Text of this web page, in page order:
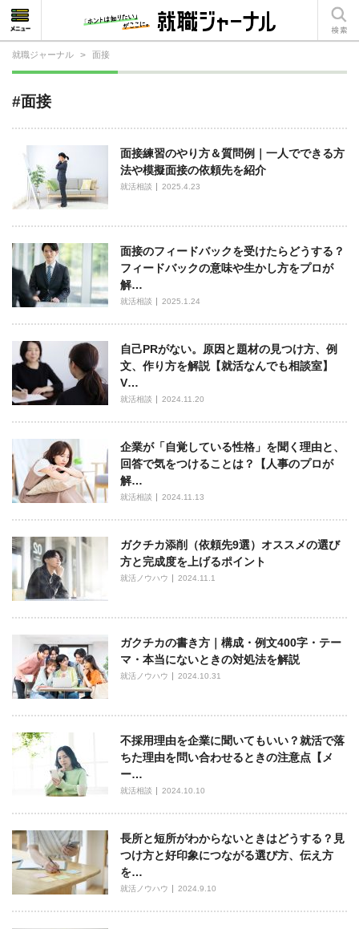
就職ジャーナル > 面接
#面接
面接練習のやり方＆質問例｜一人でできる方
法や模擬面接の依頼先を紹介
就活相談 2025.4.23
面接のフィードバックを受けたらどうする？
フィードバックの意味や生かし方をプロが
解…
就活相談 2025.1.24
自己PRがない。原因と題材の見つけ方、例
文、作り方を解説【就活なんでも相談室】
V…
就活相談 2024.11.20
企業が「自覚している性格」を聞く理由と、
回答で気をつけることは？【人事のプロが
解…
就活相談 2024.11.13
ガクチカ添削（依頼先9選）オススメの選び
方と完成度を上げるポイント
就活ノウハウ 2024.11.1
ガクチカの書き方｜構成・例文400字・テー
マ・本当にないときの対処法を解説
就活ノウハウ 2024.10.31
不採用理由を企業に聞いてもいい？就活で落
ちた理由を問い合わせるときの注意点【メ
ー…
就活相談 2024.10.10
長所と短所がわからないときはどうする？見
つけ方と好印象につながる選び方、伝え方
を…
就活ノウハウ 2024.9.10
就活相談
就活ノウハウ
仕事の選び方・ヒント
仕事とは？
就活コラム